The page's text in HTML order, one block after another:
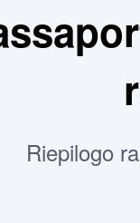
Riepilogo